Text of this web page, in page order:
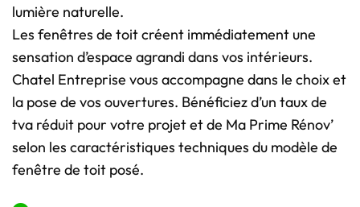
lumière naturelle.
Les fenêtres de toit créent immédiatement une
sensation d’espace agrandi dans vos intérieurs.
Chatel Entreprise vous accompagne dans le choix et
la pose de vos ouvertures. Bénéficiez d’un taux de
tva réduit pour votre projet et de Ma Prime Rénov’
selon les caractéristiques techniques du modèle de
fenêtre de toit posé.